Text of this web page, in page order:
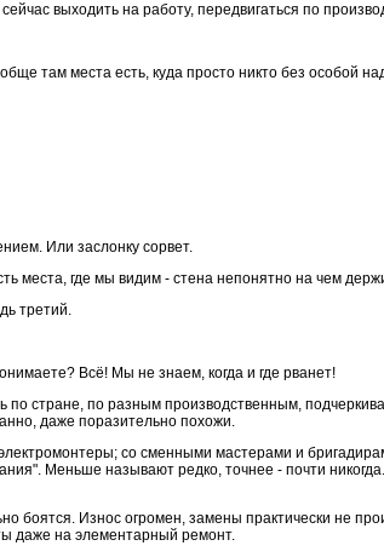
выходить на работу, передвигаться по
там места есть, куда просто никто без особой
Или заслонку сорвет.
места, где мы видим - стена непонятно на чем
третий.
Всё! Мы не знаем, когда и где рванет!
по стране, по разным производственным,
даже поразительно похожи.
со сменными мастерами и
Меньше называют редко, точнее - почти
боятся. Износ огромен, замены практически не
даже на элементарный ремонт.